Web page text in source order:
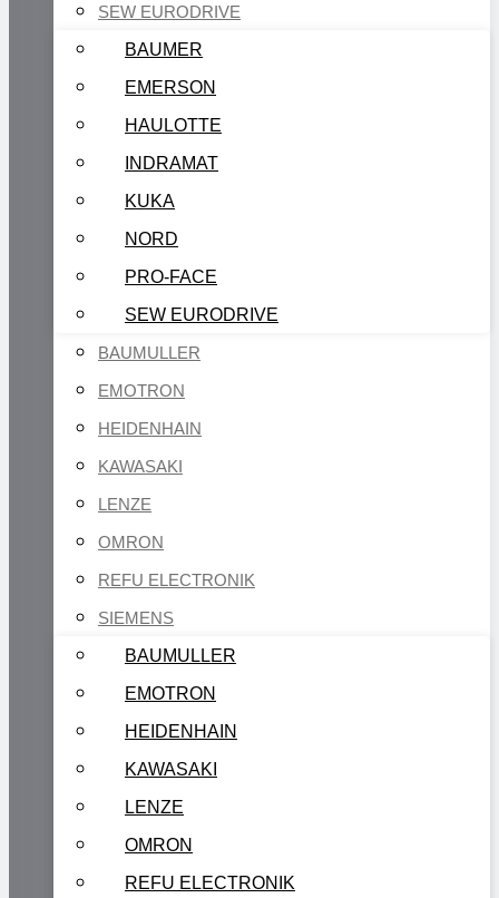
SEW EURODRIVE
BAUMER
EMERSON
HAULOTTE
INDRAMAT
KUKA
NORD
PRO-FACE
SEW EURODRIVE
BAUMULLER
EMOTRON
HEIDENHAIN
KAWASAKI
LENZE
OMRON
REFU ELECTRONIK
SIEMENS
BAUMULLER
EMOTRON
HEIDENHAIN
KAWASAKI
LENZE
OMRON
REFU ELECTRONIK